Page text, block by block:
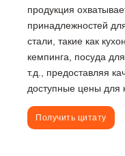
продукция
принадлежностей
стали, такие как
кемпинга, посуда
т.д., предоставляя
доступные цены для
Получить цитату